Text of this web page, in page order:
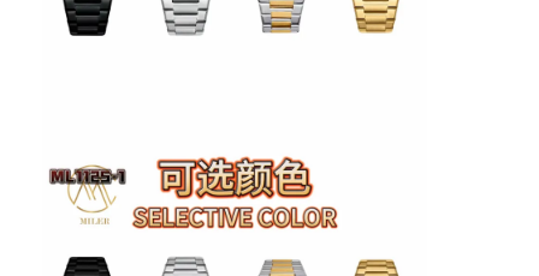
Εναλλακτικά για ρολόγια